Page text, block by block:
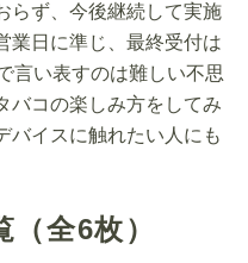
らず、今後継続して実施
業日に準じ、最終受付は
言い表すのは難しい不思
バコの楽しみ方をしてみ
バイスに触れたい人にも
（全6枚）